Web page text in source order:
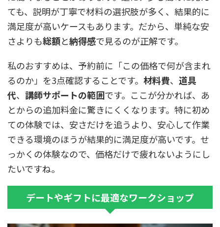
ても、説明が丁寧で材料の選択肢が多く、結果的に
満足度が高いケースもあります。だから、単純な安
さよりも総額と納得感で見るのが正解です。
私のおすすめは、予約前に「この価格で何が含まれ
るのか」を3点確認することです。 材料費、 道具
代、 講師サポートの範囲です。ここが分かれば、あ
とからの追加料金に驚きにくくなります。特に初め
ての体験では、安さだけを追うより、安心して作業
できる環境のほうが結果的に満足度が高いです。せ
っかくの体験なので、価格だけで疲れないようにし
たいですね。
デートやギフトに最適なワークショップ